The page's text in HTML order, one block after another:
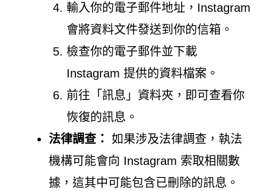
輸入你的電子郵件地址，Instagram
會將資料文件發送到你的信箱。
檢查你的電子郵件並下載
Instagram 提供的資料檔案。
前往「訊息」資料夾，即可查看你
恢復的訊息。
法律調查： 如果涉及法律調查，執法
機構可能會向 Instagram 索取相關數
據，這其中可能包含已刪除的訊息。